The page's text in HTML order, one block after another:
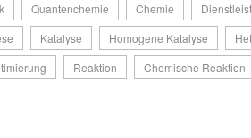
Quantenchemie Chemie
Katalyse Homogene Katalyse
Reaktion Chemische Reaktion